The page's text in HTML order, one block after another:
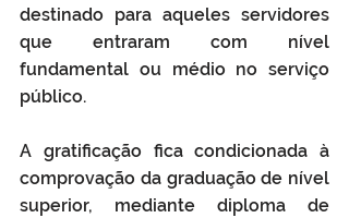
destinado para aqueles servidores
que entraram com nível
fundamental ou médio no serviço
público.
A gratificação fica condicionada à
comprovação da graduação de nível
superior, mediante diploma de